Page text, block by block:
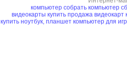
компьютер собрать компьютер
видеокарты купить продажа видеокарт
купить ноутбук, планшет компьютер для